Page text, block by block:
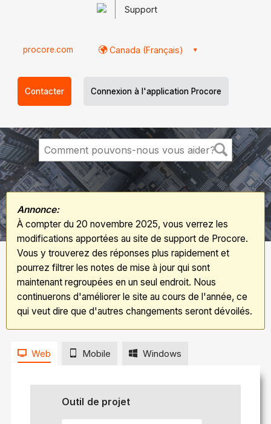
Support
procore.com Canada (Français)
Contacter Connexion à l'application Procore
Annonce:
À compter du 20 novembre 2025, vous verrez les
modifications apportées au site de support de Procore.
Vous y trouverez des réponses plus rapidement et
pourrez filtrer les notes de mise à jour qui sont
maintenant regroupées en un seul endroit. Nous
continuerons d'améliorer le site au cours de l'année, ce
qui veut dire que d'autres changements seront dévoilés.
Web Mobile Windows
Outil de projet